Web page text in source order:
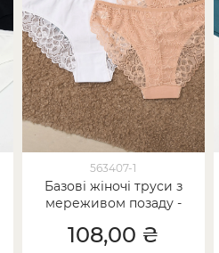
563407-1
Базові жіночі труси з
мереживом позаду -
108,00 ₴